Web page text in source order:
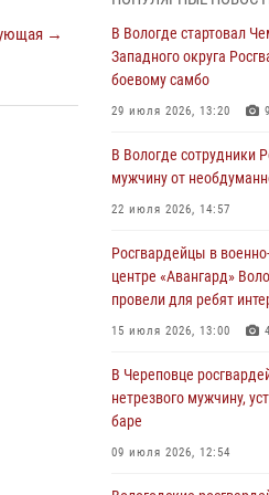
→
округа Росгвардии по
самбо
03 августа 2026, 08:54
ЗА МИНУВШУЮ
В ВОЛОГОДСКОЙ
ПРАВОНАРУШИТЕЛЯ
02 августа 2026, 10:37
Росгвардейцы в г.
несовершеннолетнего
на питбайке
31 июля 2026, 06:43
В Вологде стартовал
Западного округа
боевому самбо
29 июля 2026, 13:20
В Вологде стартовал
Западного округа
боевому самбо
29 июля 2026, 13:20 9
В Вологде сотрудники
мужчину от
22 июля 2026, 14:57
Росгвардейцы в
центре «Авангард»
провели для ребят
15 июля 2026, 13:00 4
В Череповце
нетрезвого мужчину,
баре
09 июля 2026, 12:54